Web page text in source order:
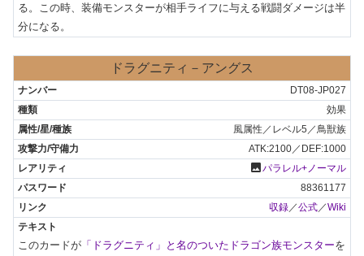
る。この時、装備モンスターが相手ライフに与える戦闘ダメージは半
分になる。
ドラグニティ－アングス
DT08-JP027
効果
風属性／レベル5／鳥獣族
ATK:2100／DEF:1000
photoパラレル+ノーマル
88361177
収録／公式／Wiki
このカードが 「ドラグニティ」と名のついたドラゴン族モンスターを